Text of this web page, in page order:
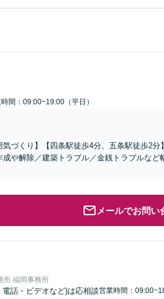
間：09:00~19:00（平日）
づくり】【四条駅徒歩4分、五条駅徒歩2
や解除／建築トラブル／金銭トラブルなど
メールでお問い
所 福岡事務所
話・ビデオなど)は応相談営業時間：